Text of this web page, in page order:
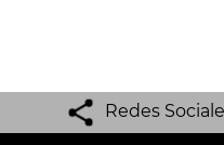
Redes